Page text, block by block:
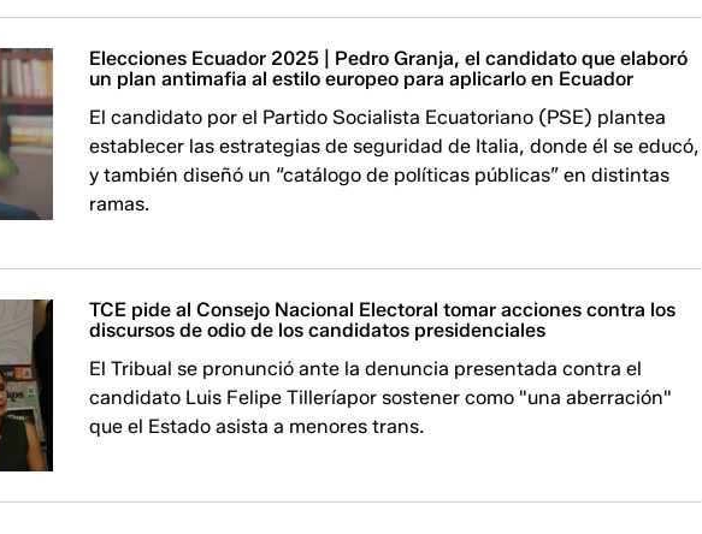
Elecciones Ecuador 2025 | Pedro Granja, el candidato que elaboró
un plan antimafia al estilo europeo para aplicarlo en Ecuador
El candidato por el Partido Socialista Ecuatoriano (PSE) plantea
establecer las estrategias de seguridad de Italia, donde él se educó,
y también diseñó un “catálogo de políticas públicas” en distintas
ramas.
TCE pide al Consejo Nacional Electoral tomar acciones contra los
discursos de odio de los candidatos presidenciales
El Tribual se pronunció ante la denuncia presentada contra el
candidato Luis Felipe Tilleríapor sostener como "una aberración"
que el Estado asista a menores trans.